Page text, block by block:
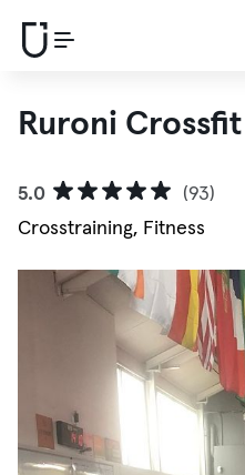
Ruroni Crossfit
5.0
(93)
Crosstraining, Fitness